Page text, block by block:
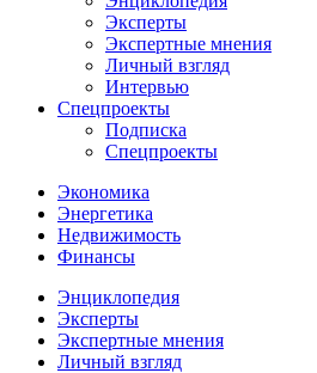
Эксперты
Экспертные мнения
Личный взгляд
Интервью
Спецпроекты
Подписка
Спецпроекты
Экономика
Энергетика
Недвижимость
Финансы
Энциклопедия
Эксперты
Экспертные мнения
Личный взгляд